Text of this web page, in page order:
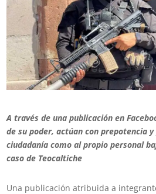
A través de una publicación en
de su poder, actúan con prepotencia
ciudadanía como al propio personal
caso de Teocaltiche
Una publicación atribuida a